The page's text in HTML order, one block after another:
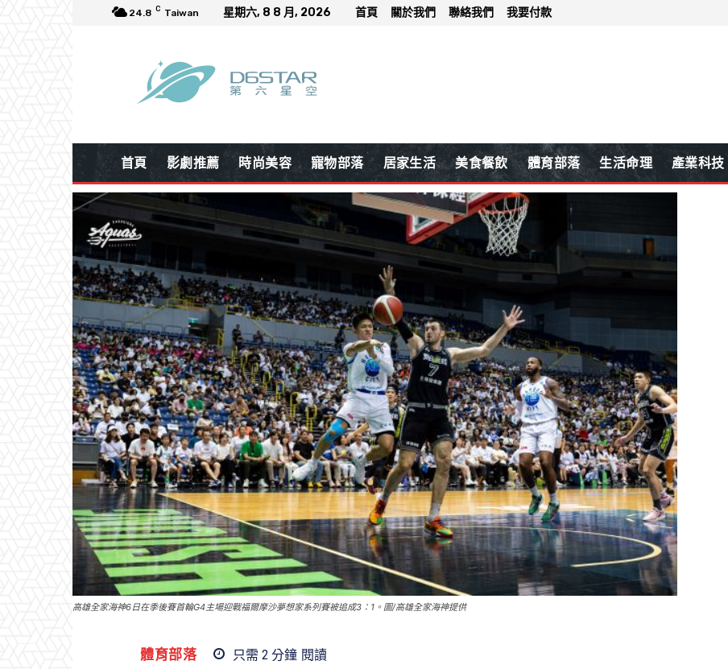
24.8 C Taiwan 星期六, 8 8 月, 2026 首頁 關於我們 聯絡我們 我要付款
首頁 影劇推薦 時尚美容 寵物部落 居家生活 美食餐飲 體育部落 生活命理 產業科技
高雄全家海神6日在季後賽首輪G4主場迎戰福爾摩沙夢想家系列賽被追成3：1。圖/高雄全家海神提供
體育部落 只需 2 分鐘 閱讀